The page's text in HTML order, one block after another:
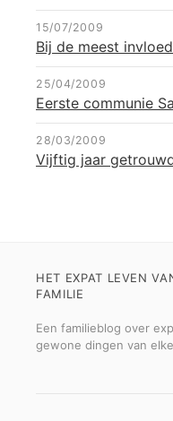
15/07/2009
Bij de meest
25/04/2009
Eerste communie
28/03/2009
Vijftig jaar
HET EXPAT LEVEN
FAMILIE
Een familieblog over
gewone dingen van